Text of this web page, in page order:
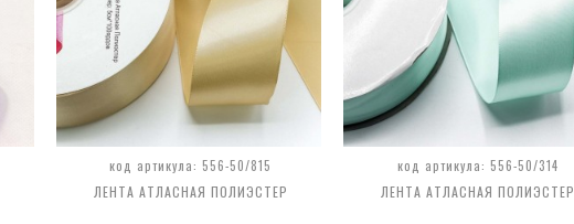
код артикула: 556-50/815
ЛЕНТА АТЛАСНАЯ ПОЛИЭСТЕР
код артикула: 556-50/314
ЛЕНТА АТЛАСНАЯ ПОЛИЭСТЕР